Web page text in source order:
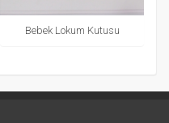
Bebek Lokum Kutusu